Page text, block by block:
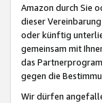
Amazon durch Sie
dieser
oder künftig
gemeinsam mit
das
gegen die
Wir dürfen